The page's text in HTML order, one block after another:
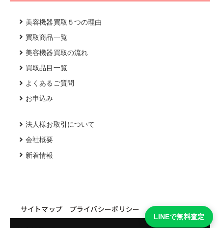
美容機器買取５つの理由
買取商品一覧
美容機器買取の流れ
買取品目一覧
よくあるご質問
お申込み
法人様お取引について
会社概要
新着情報
サイトマップ プライバシーポリシー
LINEで無料査定